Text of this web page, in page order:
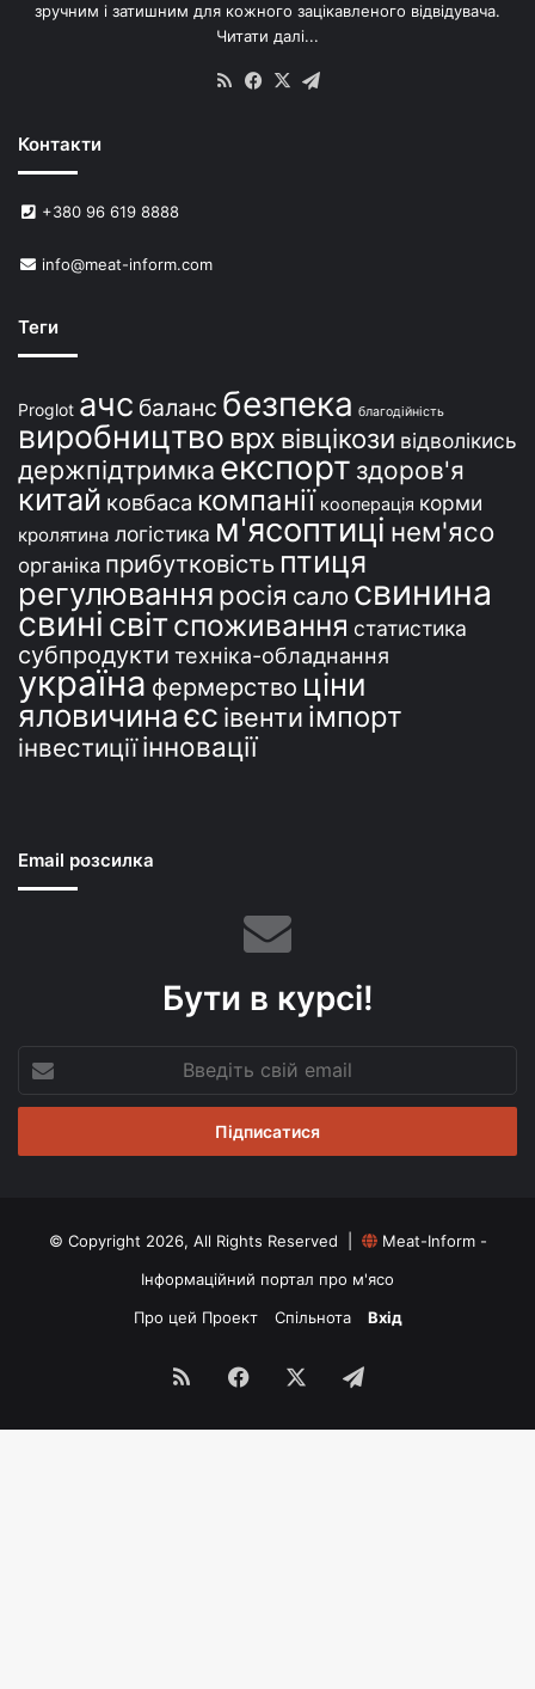
е
й
У
р
ї
зручним і затишним для кожного зацікавленого відвідувача.
Читати далі...
RSS Facebook
X
Контакти
+380 96 619 8888
info@meat-inform.com
Теги
Proglot ачс баланс безпека благодійність
виробництво врх вівцікози відволікись
держпідтримка експорт здоров'я
китай ковбаса компанії кооперація корми
кролятина логістика м'ясоптиці нем'ясо
органіка прибутковість птиця
регулювання росія сало свинина
свині світспоживання статистика
субпродукти техніка-обладнання
україна фермерство ціни
яловичинаєс івенти імпорт
інвестиції інновації
Email розсилка
Бути в курсі!
свій
email
© Copyright 2026, All Rights Reserved |
Meat-Inform -
Інформаційний портал про м'ясо
Про цей Проект
Спільнота Вхід
RSS Facebook